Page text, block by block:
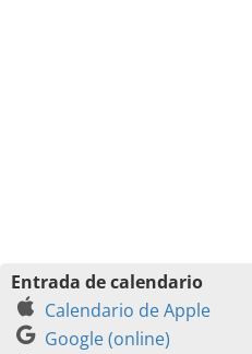
Entrada de calendario
Calendario de Apple
Google (online)